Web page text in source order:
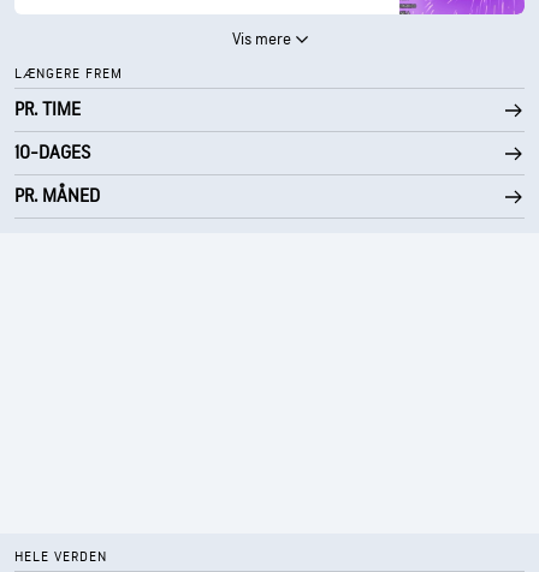
Vis mere
LÆNGERE FREM
PR. TIME
10-DAGES
PR. MÅNED
HELE VERDEN